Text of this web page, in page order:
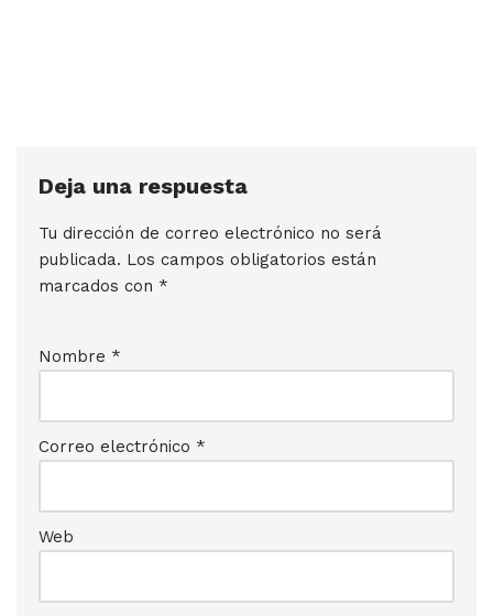
Deja una respuesta
Tu dirección de correo electrónico no será
publicada. Los campos obligatorios están
marcados con *
Nombre *
Correo electrónico *
Web